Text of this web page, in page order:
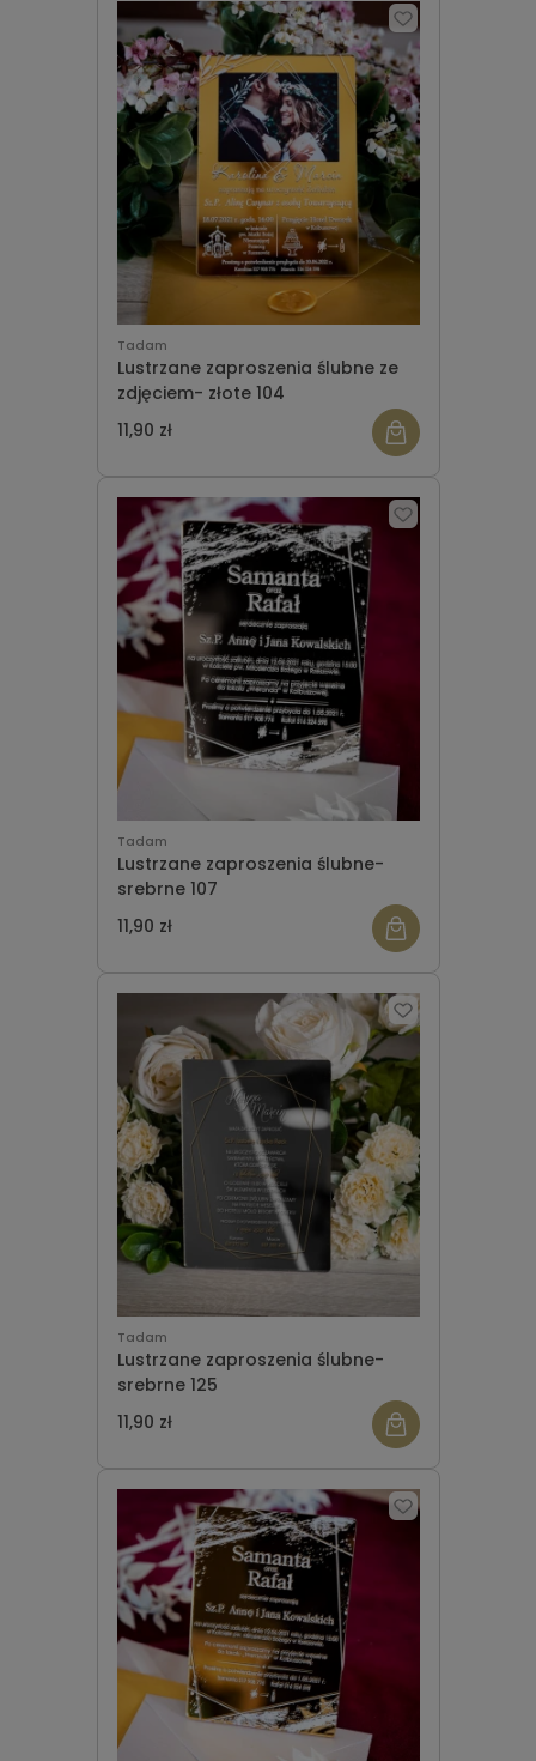
Tadam
Lustrzane zaproszenia ślubne ze
zdjęciem- złote 104
11,90 zł
Tadam
Lustrzane zaproszenia ślubne-
srebrne 107
11,90 zł
Tadam
Lustrzane zaproszenia ślubne-
srebrne 125
11,90 zł